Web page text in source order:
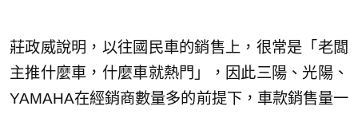
莊政威說明，以往國民車的銷售上，很常是「老闆
主推什麼車，什麼車就熱門」，因此三陽、光陽、
YAMAHA在經銷商數量多的前提下，車款銷售量一